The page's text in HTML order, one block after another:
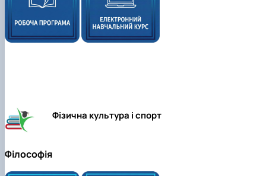
Фізична культура і спорт
Філософія